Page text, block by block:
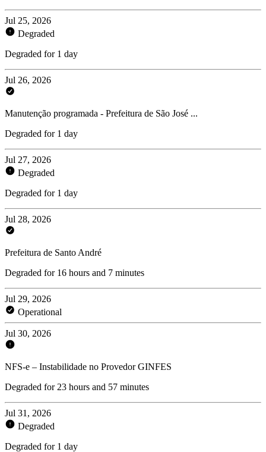
Jul 25, 2026
Degraded
Degraded for 1 day
Jul 26, 2026
Manutenção programada - Prefeitura de São José ...
Degraded for 1 day
Jul 27, 2026
Degraded
Degraded for 1 day
Jul 28, 2026
Prefeitura de Santo André
Degraded for 16 hours and 7 minutes
Jul 29, 2026
Operational
Jul 30, 2026
NFS-e – Instabilidade no Provedor GINFES
Degraded for 23 hours and 57 minutes
Jul 31, 2026
Degraded
Degraded for 1 day